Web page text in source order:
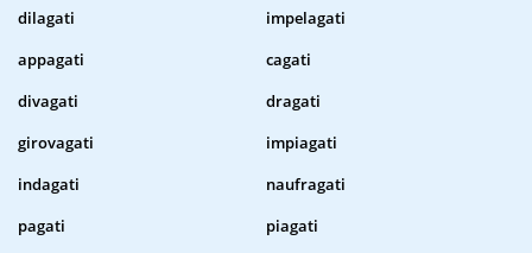
dilagati
impelagati
appagati
cagati
divagati
dragati
girovagati
impiagati
indagati
naufragati
pagati
piagati